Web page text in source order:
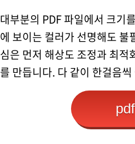
대부분의 PDF 파일에서 크기
에 보이는 컬러가 선명해도
심은 먼저 해상도 조정과 최적
를 만듭니다. 다 같이 한걸음